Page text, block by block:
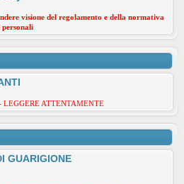
visione del regolamento e della normativa
ATTENTAMENTE
GUARIGIONE